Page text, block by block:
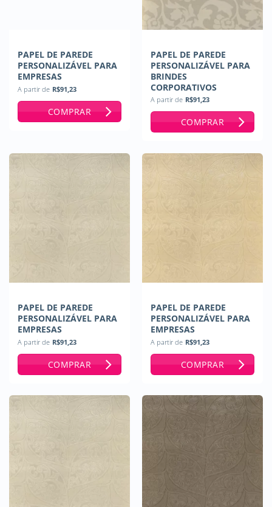
PAPEL DE PAREDE
PERSONALIZÁVEL PARA
EMPRESAS
A partir de R$91,23
COMPRAR
PAPEL DE PAREDE
PERSONALIZÁVEL PARA
BRINDES
CORPORATIVOS
A partir de R$91,23
COMPRAR
PAPEL DE PAREDE
PERSONALIZÁVEL PARA
EMPRESAS
A partir de R$91,23
COMPRAR
PAPEL DE PAREDE
PERSONALIZÁVEL PARA
EMPRESAS
A partir de R$91,23
COMPRAR